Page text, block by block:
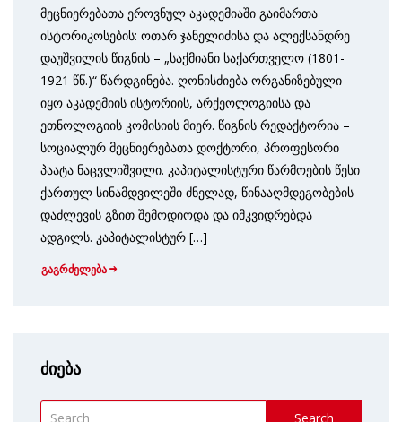
მეცნიერებათა ეროვნულ აკადემიაში გაიმართა
ისტორიკოსების: ოთარ ჯანელიძისა და ალექსანდრე
დაუშვილის წიგნის – „საქმიანი საქართველო (1801-
1921 წწ.)“ წარდგინება. ღონისძიება ორგანიზებული
იყო აკადემიის ისტორიის, არქეოლოგიისა და
ეთნოლოგიის კომისიის მიერ. წიგნის რედაქტორია –
სოციალურ მეცნიერებათა დოქტორი, პროფესორი
პაატა ნაცვლიშვილი. კაპიტალისტური წარმოების წესი
ქართულ სინამდვილეში ძნელად, წინააღმდეგობების
დაძლევის გზით შემოდიოდა და იმკვიდრებდა
ადგილს. კაპიტალისტურ […]
გაგრძელება
ძიება
Search